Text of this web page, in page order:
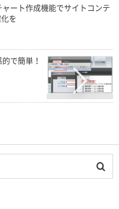
ート作成機能でサイトコンテ
を
で簡単！